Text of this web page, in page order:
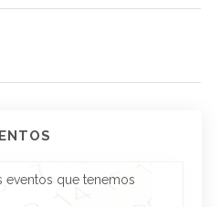
eventos que tenemos